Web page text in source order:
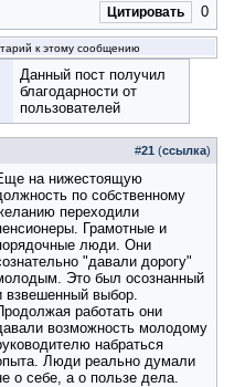
Цитировать 0
к этому сообщению
Данный пост получил
благодарности от
пользователей
#21 (ссылка)
на нижестоящую
по собственному
переходили
Грамотные и
люди. Они
"давали дорогу"
Это был осознанный
взвешенный выбор.
работать они
возможность молодому
набраться
Люди реально думали
о себе, а о пользе дела.